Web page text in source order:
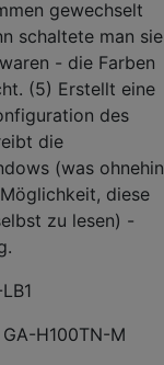
gewechselt
schaltete man sie
- die Farben
(5) Erstellt eine
des
die
(was ohnehin
diese
zu lesen) -
H100TN-M